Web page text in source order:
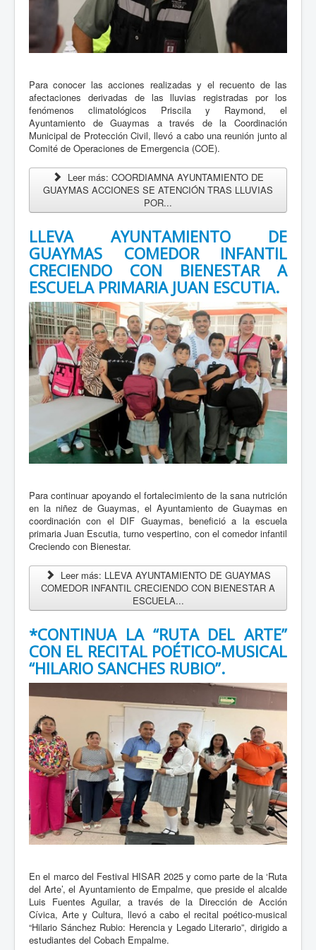
Leer mas...
Gobierno de Sonora llama a tomar precauciones por
calor extremo
El Gobierno de Sonora, a través de la Coordinación Estatal
de Protección Civil (CEPC), hace un llamado a la población a
extremar precauciones desde hoy y durante los próximos...
Leer mas...
Gobierno de Sonora fomenta un envejecimiento
productivo en adultas mayores
24 Julio 2026
El Gobierno de Sonora, a través del Instituto Sonorense
para la Atención de los Adultos Mayores (ISAAM), promueve
actividades que fortalecen el aprendizaje y el desarrollo de
habilidades entre...
Leer mas...
No. 0726180 Refuerza ITAMA reinserción de jóvenes
en externamiento
23 Julio 2026
- Para reforzar el proceso de reinserción social de jóvenes
que egresan del Instituto de Tratamiento y de Aplicación de
Medidas para Adolescentes (ITAMA), la Secretaría de
Seguridad y...
Leer mas...
usuarios del transporte urbano en Hermosillo
20 Julio 2026
Como parte de la modernización del transporte público en
Hermosillo, el Gobierno de Sonora, a través del Instituto de
Movilidad y Transporte para el Estado de Sonora (IMTES),
superó...
Leer mas...
Gobierno de Sonora mantendrá servicios del Registro
Civil durante vacaciones de verano
19 Julio 2026
El Gobierno de Sonora, a través del Registro Civil,
continuará brindando sus servicios durante el periodo
vacacional de verano, del 20 de julio al 31 de julio. Las
oficinas...
Leer mas...
Salud Sonora exhorta a eliminar criaderos de
mosquitos tras las lluvias registradas en el estado
18 Julio 2026
Pública (SSP), pidió a la población no bajar la guardia ante
las lluvias recientes, ya que la acumulación...
Leer mas...
Fortalece Centro de Prevención del Delito acciones con
apoyo de prestadores de servicio social
Para conocer las acciones realizadas y el recuento de las
afectaciones derivadas de las lluvias registradas por los
fenómenos climatológicos Priscila y Raymond, el
Ayuntamiento de Guaymas a través de la Coordinación
Municipal de Protección Civil, llevó a cabo una reunión junto al
Comité de Operaciones de Emergencia (COE).
Leer más: COORDIAMNA AYUNTAMIENTO DE
GUAYMAS ACCIONES SE ATENCIÓN TRAS LLUVIAS
POR...
LLEVA AYUNTAMIENTO DE
GUAYMAS COMEDOR INFANTIL
CRECIENDO CON BIENESTAR A
ESCUELA PRIMARIA JUAN ESCUTIA.
Para continuar apoyando el fortalecimiento de la sana nutrición
en la niñez de Guaymas, el Ayuntamiento de Guaymas en
coordinación con el DIF Guaymas, benefició a la escuela
primaria Juan Escutia, turno vespertino, con el comedor infantil
Creciendo con Bienestar.
Leer más: LLEVA AYUNTAMIENTO DE GUAYMAS
COMEDOR INFANTIL CRECIENDO CON BIENESTAR A
ESCUELA...
*CONTINUA LA “RUTA DEL ARTE”
CON EL RECITAL POÉTICO-MUSICAL
“HILARIO SANCHES RUBIO”.
En el marco del Festival HISAR 2025 y como parte de la ‘Ruta
del Arte’, el Ayuntamiento de Empalme, que preside el alcalde
Luis Fuentes Aguilar, a través de la Dirección de Acción
Cívica, Arte y Cultura, llevó a cabo el recital poético-musical
“Hilario Sánchez Rubio: Herencia y Legado Literario”, dirigido a
estudiantes del Cobach Empalme.